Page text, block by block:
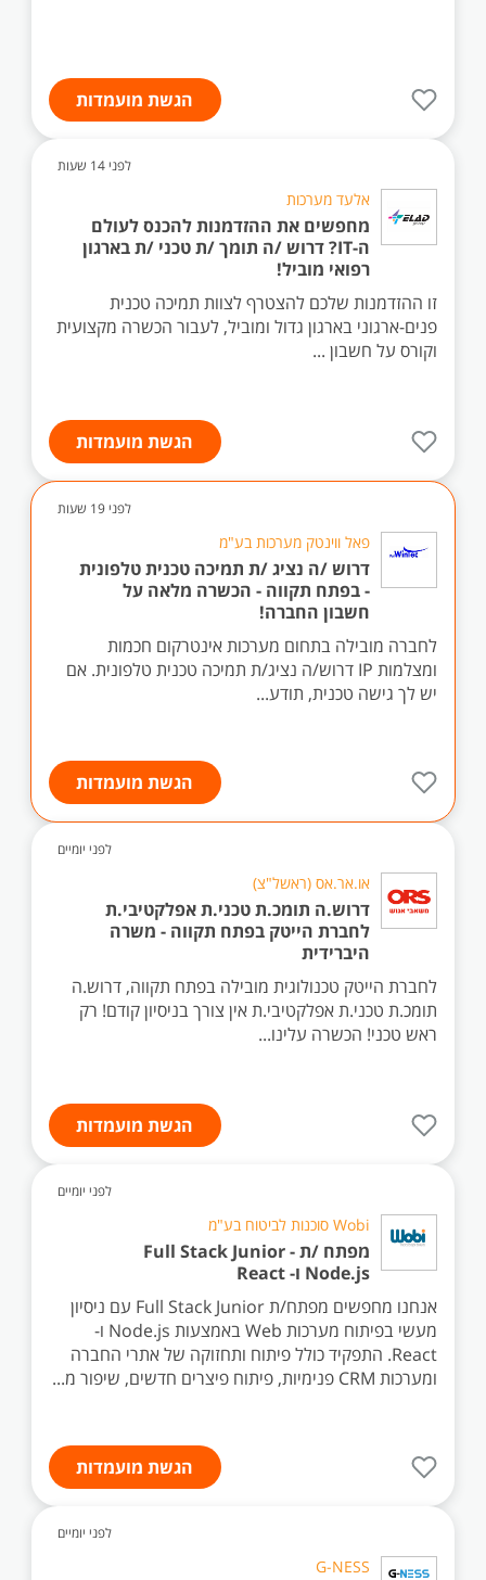
הגשת מועמדות
לפני 14 שעות
אלעד מערכות
מחפשים את ההזדמנות להכנס לעולם
ה-IT? דרוש /ה תומך /ת טכני /ת בארגון
רפואי מוביל!
זו ההזדמנות שלכם להצטרף לצוות תמיכה טכנית
פנים-ארגוני בארגון גדול ומוביל, לעבור הכשרה מקצועית
וקורס על חשבון ...
הגשת מועמדות
לפני 19 שעות
פאל ווינטק מערכות בע"מ
דרוש /ה נציג /ת תמיכה טכנית טלפונית
- בפתח תקווה - הכשרה מלאה על
חשבון החברה!
לחברה מובילה בתחום מערכות אינטרקום חכמות
ומצלמות IP דרוש/ה נציג/ת תמיכה טכנית טלפונית. אם
יש לך גישה טכנית, תודע...
הגשת מועמדות
לפני יומיים
או.אר.אס (ראשל"צ)
דרוש.ה תומכ.ת טכני.ת אפלקטיבי.ת
לחברת הייטק בפתח תקווה - משרה
היברידית
לחברת הייטק טכנולוגית מובילה בפתח תקווה, דרוש.ה
תומכ.ת טכני.ת אפלקטיבי.ת אין צורך בניסיון קודם! רק
ראש טכני! הכשרה עלינו...
הגשת מועמדות
לפני יומיים
Wobi סוכנות לביטוח בע"מ
מפתח /ת Full Stack Junior -
Node.js ו- React
אנחנו מחפשים מפתח/ת Full Stack Junior עם ניסיון
מעשי בפיתוח מערכות Web באמצעות Node.js ו-
React. התפקיד כולל פיתוח ותחזוקה של אתרי החברה
ומערכות CRM פנימיות, פיתוח פיצרים חדשים, שיפור מ...
הגשת מועמדות
לפני יומיים
G-NESS